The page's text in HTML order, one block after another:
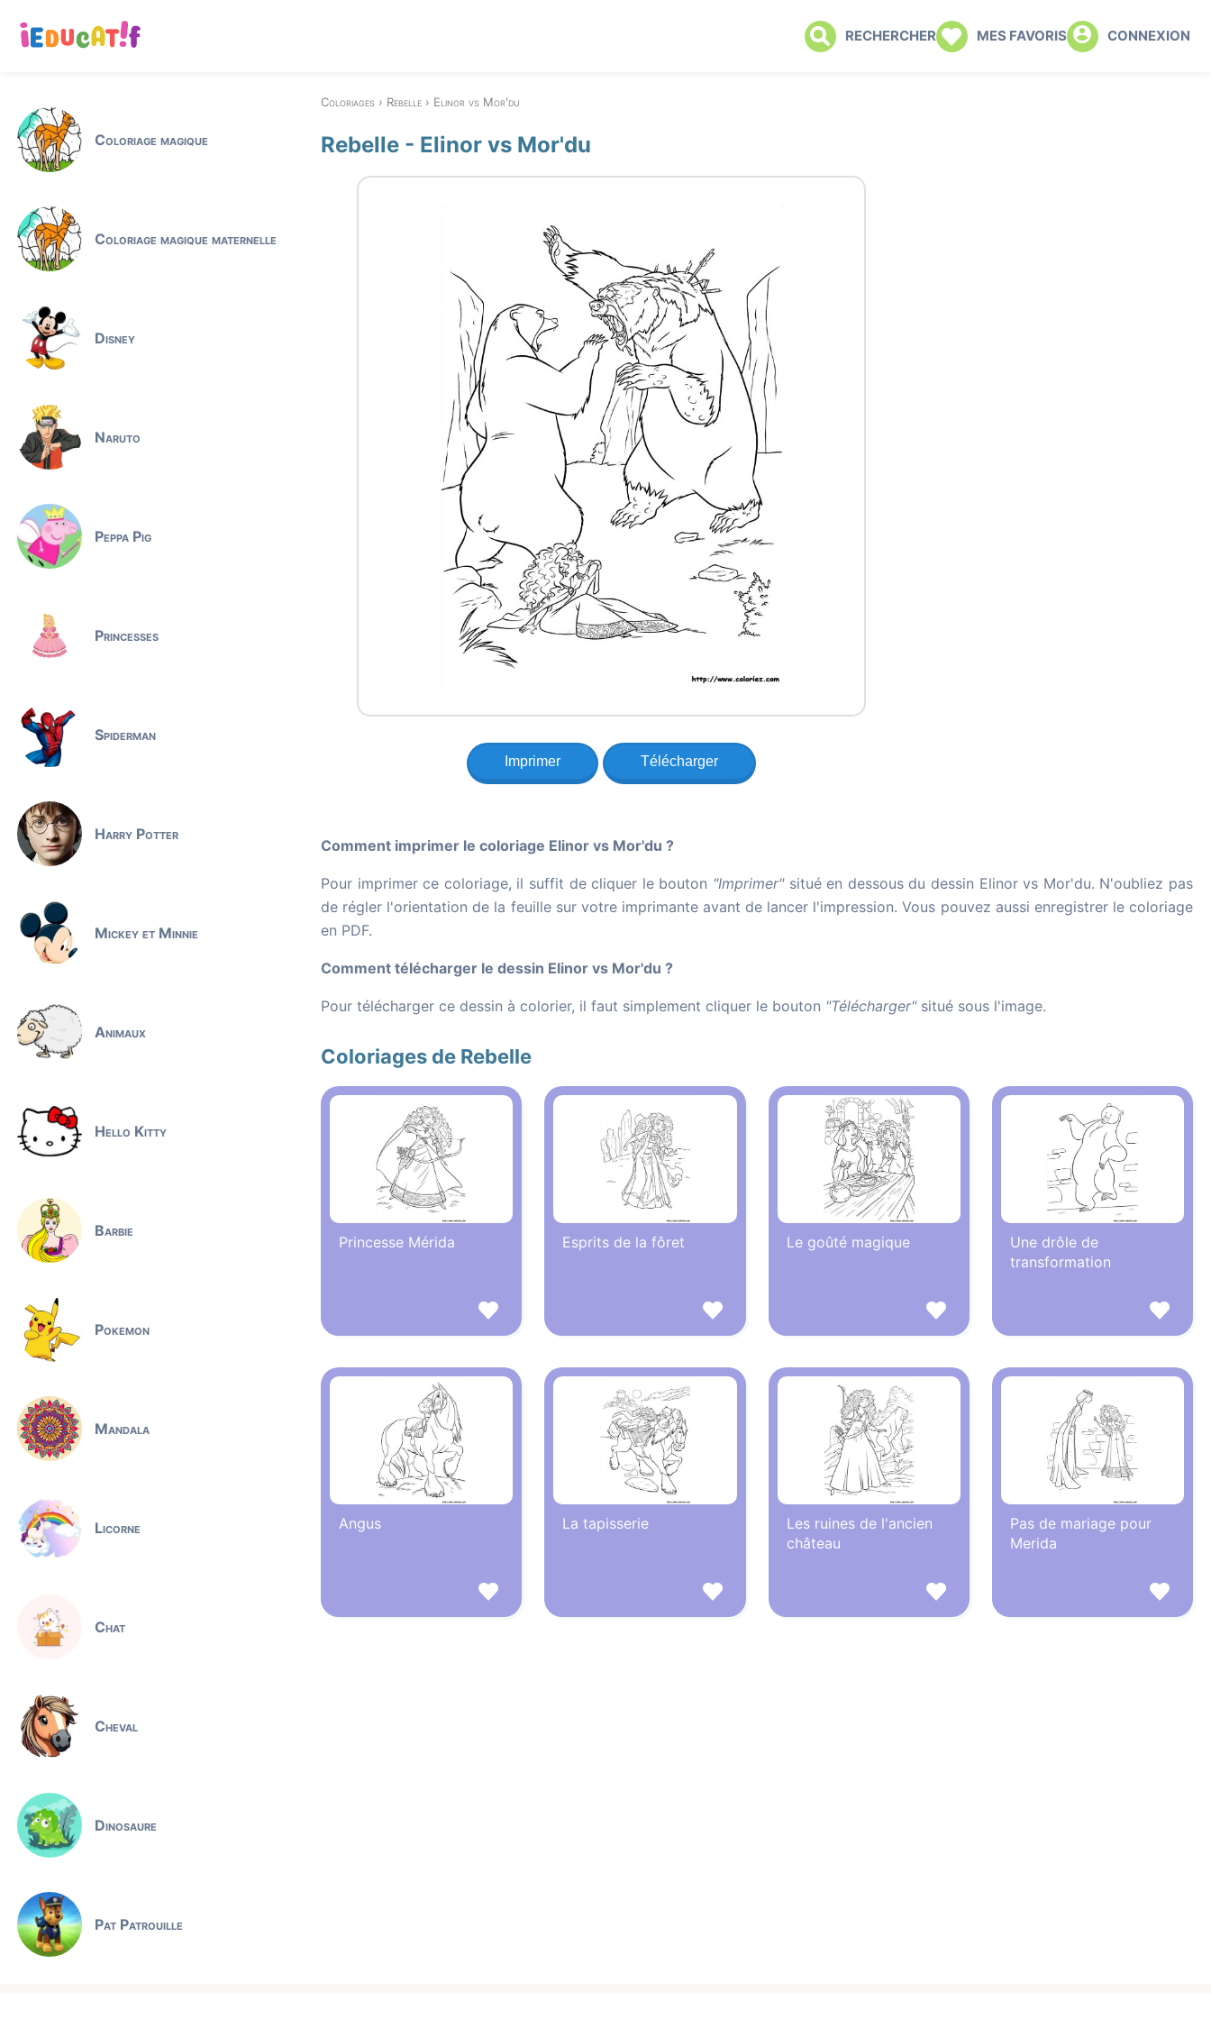
RECHERCHER MES FAVORIS CONNEXION
Coloriage magique
Coloriage magique maternelle
Disney
Naruto
Peppa Pig
Princesses
Spiderman
Harry Potter
Mickey et Minnie
Animaux
Hello Kitty
Barbie
Pokemon
Mandala
Licorne
Chat
Cheval
Dinosaure
Pat Patrouille
Coloriages Rebelle Elinor vs Mor'du
Rebelle - Elinor vs Mor'du
Imprimer Télécharger
Comment imprimer le coloriage Elinor vs Mor'du ?
Pour imprimer ce coloriage, il suffit de cliquer le bouton "Imprimer"situé en dessous du dessin Elinor vs Mor'du. N'oubliez pas
de régler l'orientation de la feuille sur votre imprimante avant de lancer l'impression. Vous pouvez aussi enregistrer le coloriage
en PDF.
Comment télécharger le dessin Elinor vs Mor'du ?
Pour télécharger ce dessin à colorier, il faut simplement cliquer le bouton "Télécharger"situé sous l'image.
Coloriages de Rebelle
Princesse Mérida Esprits de la fôret Le goûté magique
Une drôle de
transformation
Angus La tapisserie
Les ruines de l'ancien
château
Pas de mariage pour
Merida